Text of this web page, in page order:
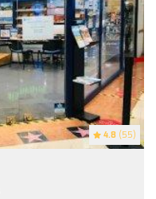
4.8 (55)